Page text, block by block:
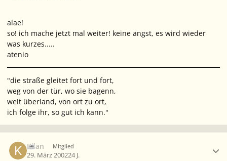
alae!
so! ich mache jetzt mal weiter! keine angst, es wird wieder
was kurzes.....
atenio
"die straße gleitet fort und fort,
weg von der tür, wo sie bagenn,
weit überland, von ort zu ort,
ich folge ihr, so gut ich kann."
Kilan Mitglied
29. März 200224 J.